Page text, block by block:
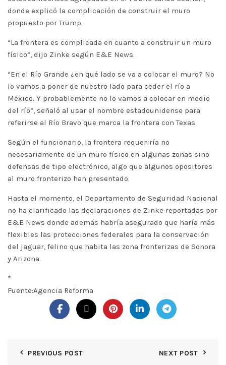
donde explicó la complicación de construir el muro
propuesto por Trump.
“La frontera es complicada en cuanto a construir un muro
físico”, dijo Zinke según E&E News.
“En el Río Grande ¿en qué lado se va a colocar el muro? No
lo vamos a poner de nuestro lado para ceder el río a
México. Y probablemente no lo vamos a colocar en medio
del río”, señaló al usar el nombre estadounidense para
referirse al Río Bravo que marca la frontera con Texas.
Según el funcionario, la frontera requeriría no
necesariamente de un muro físico en algunas zonas sino
defensas de tipo electrónico, algo que algunos opositores
al muro fronterizo han presentado.
Hasta el momento, el Departamento de Seguridad Nacional
no ha clarificado las declaraciones de Zinke reportadas por
E&E News donde además habría asegurado que haría más
flexibles las protecciones federales para la conservación
del jaguar, felino que habita las zona fronterizas de Sonora
y Arizona.
*
Fuente:Agencia Reforma
PREVIOUS POST NEXT POST